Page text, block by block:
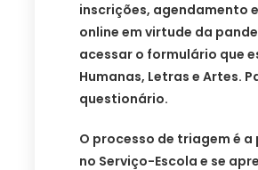
inscrições, agendamento
online em virtude da
acessar o formulário que
Humanas, Letras e Artes.
questionário.
O processo de triagem é
no Serviço-Escola e se